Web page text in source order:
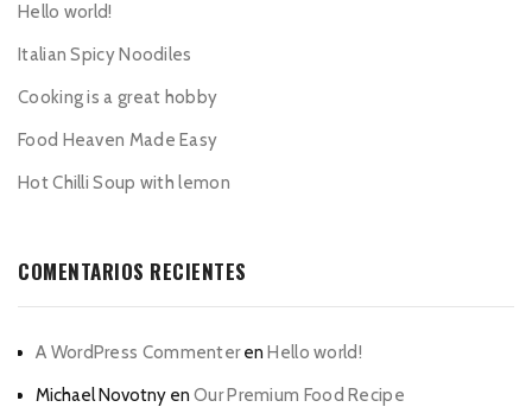
Hello world!
Italian Spicy Noodiles
Cooking is a great hobby
Food Heaven Made Easy
Hot Chilli Soup with lemon
COMENTARIOS RECIENTES
A WordPress CommenterenHello world!
Michael Novotny en Our Premium Food Recipe